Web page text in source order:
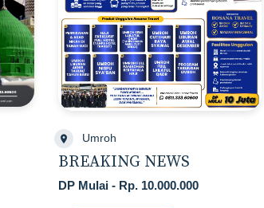
Umroh
BREAKING NEWS
DP Mulai - Rp. 10.000.000